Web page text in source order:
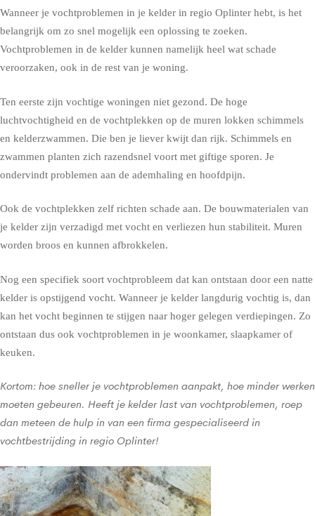
Wanneer je vochtproblemen in je kelder in regio Oplinter hebt, is het
belangrijk om zo snel mogelijk een oplossing te zoeken.
Vochtproblemen in de kelder kunnen namelijk heel wat schade
veroorzaken, ook in de rest van je woning.
Ten eerste zijn vochtige woningen niet gezond. De hoge
luchtvochtigheid en de vochtplekken op de muren lokken schimmels
en kelderzwammen. Die ben je liever kwijt dan rijk. Schimmels en
zwammen planten zich razendsnel voort met giftige sporen. Je
ondervindt problemen aan de ademhaling en hoofdpijn.
Ook de vochtplekken zelf richten schade aan. De bouwmaterialen van
je kelder zijn verzadigd met vocht en verliezen hun stabiliteit. Muren
worden broos en kunnen afbrokkelen.
Nog een specifiek soort vochtprobleem dat kan ontstaan door een natte
kelder is opstijgend vocht. Wanneer je kelder langdurig vochtig is, dan
kan het vocht beginnen te stijgen naar hoger gelegen verdiepingen. Zo
ontstaan dus ook vochtproblemen in je woonkamer, slaapkamer of
keuken.
Kortom: hoe sneller je vochtproblemen aanpakt, hoe minder werken
moeten gebeuren. Heeft je kelder last van vochtproblemen, roep
dan meteen de hulp in van een firma gespecialiseerd in
vochtbestrijding in regio Oplinter!